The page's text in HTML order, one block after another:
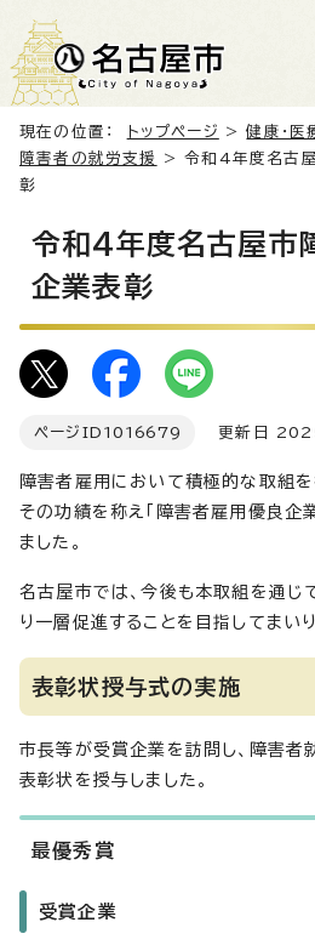
現在の位置： トップページ >健康・医
障害者の就労支援
> 令和4年度名古
彰
令和4年度名古屋市
企業表彰
ページID 1016679 更新日
障害者雇用において積極的な取組を
その功績を称え「障害者雇用優良企
ました。
名古屋市では、今後も本取組を通じ
り一層促進することを目指してまいり
表彰状授与式の実施
市長等が受賞企業を訪問し、障害者
表彰状を授与しました。
最優秀賞
受賞企業